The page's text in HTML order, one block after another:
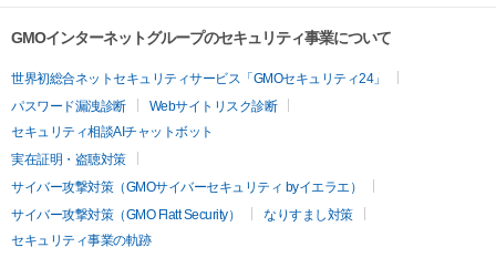
GMOインターネットグループのセキュリティ事業について
世界初総合ネットセキュリティサービス「GMOセキュリティ24」
パスワード漏洩診断
Webサイトリスク診断
セキュリティ相談AIチャットボット
実在証明・盗聴対策
サイバー攻撃対策（GMOサイバーセキュリティ byイエラエ）
サイバー攻撃対策（GMO Flatt Security）
なりすまし対策
セキュリティ事業の軌跡